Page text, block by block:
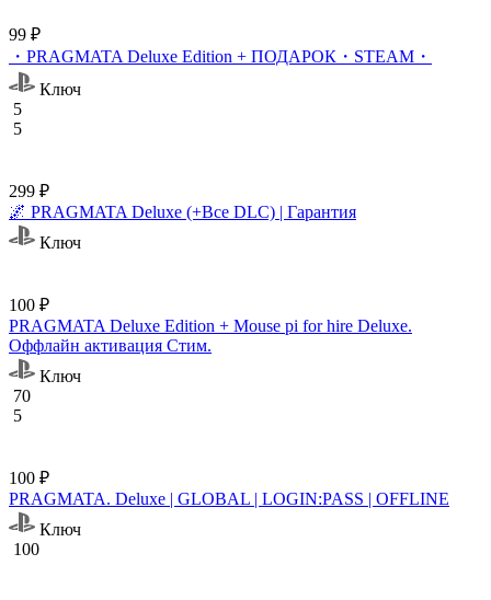
99 ₽
・PRAGMATA Deluxe Edition + ПОДАРОК・STEAM・
Ключ
5
5
299 ₽
🌌 PRAGMATA Deluxe (+Все DLC) | Гарантия
Ключ
100 ₽
PRAGMATA Deluxe Edition + Mouse pi for hire Deluxe.
Оффлайн активация Cтим.
Ключ
70
5
100 ₽
PRAGMATA. Deluxe | GLOBAL | LOGIN:PASS | OFFLINE
Ключ
100